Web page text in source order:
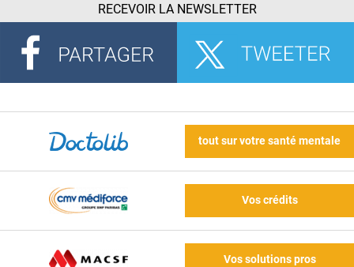
RECEVOIR LA NEWSLETTER
tout sur votre santé mentale
Vos crédits
Vos solutions pros